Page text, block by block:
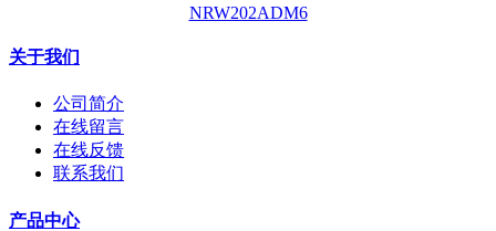
NRW202ADM6
关于我们
公司简介
在线留言
在线反馈
联系我们
产品中心